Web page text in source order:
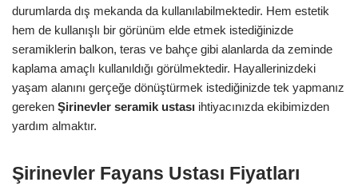
durumlarda dış mekanda da kullanılabilmektedir. Hem estetik
hem de kullanışlı bir görünüm elde etmek istediğinizde
seramiklerin balkon, teras ve bahçe gibi alanlarda da zeminde
kaplama amaçlı kullanıldığı görülmektedir. Hayallerinizdeki
yaşam alanını gerçeğe dönüştürmek istediğinizde tek yapmanız
gereken Şirinevler seramik ustası ihtiyacınızda ekibimizden
yardım almaktır.
Şirinevler Fayans Ustası Fiyatları